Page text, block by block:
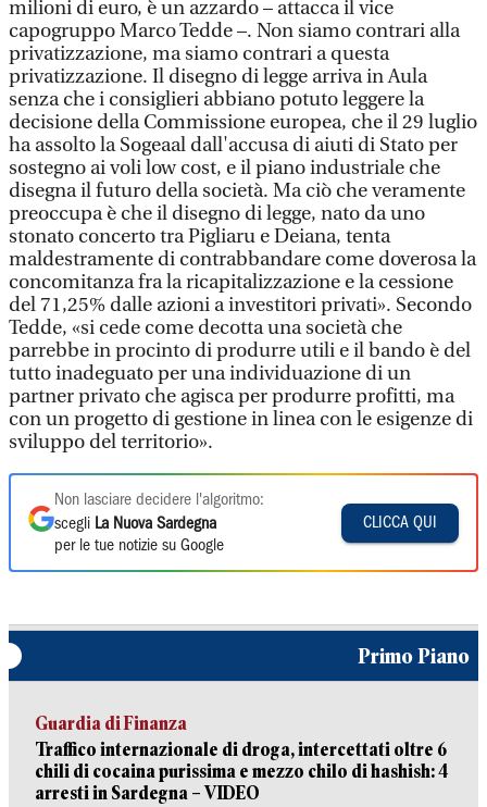
milioni di euro, è un azzardo – attacca il vice
capogruppo Marco Tedde –. Non siamo contrari alla
privatizzazione, ma siamo contrari a questa
privatizzazione. Il disegno di legge arriva in Aula
senza che i consiglieri abbiano potuto leggere la
decisione della Commissione europea, che il 29 luglio
ha assolto la Sogeaal dall'accusa di aiuti di Stato per
sostegno ai voli low cost, e il piano industriale che
disegna il futuro della società. Ma ciò che veramente
preoccupa è che il disegno di legge, nato da uno
stonato concerto tra Pigliaru e Deiana, tenta
maldestramente di contrabbandare come doverosa la
concomitanza fra la ricapitalizzazione e la cessione
del 71,25% dalle azioni a investitori privati». Secondo
Tedde, «si cede come decotta una società che
parrebbe in procinto di produrre utili e il bando è del
tutto inadeguato per una individuazione di un
partner privato che agisca per produrre profitti, ma
con un progetto di gestione in linea con le esigenze di
sviluppo del territorio».
Non lasciare decidere l'algoritmo:
scegli La Nuova Sardegna
per le tue notizie su Google
CLICCA QUI
Primo Piano
Guardia di Finanza
Traffico internazionale di droga, intercettati oltre 6
chili di cocaina purissima e mezzo chilo di hashish: 4
arresti in Sardegna – VIDEO